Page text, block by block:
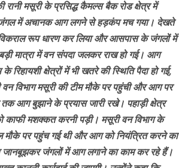
रानी मसूरी के प्रसिद्ध कैमल्स बैक रोड क्षेत्र में
जंगल में अचानक आग लगने से हड़कंप मच गया। देखते
रूप धारण कर लिया और आसपास के जंगलों में
मात्रा में वन संपदा जलकर राख हो गई। आग
क्षेत्रों में भी खतरे की स्थिति पैदा हो गई,
विभाग मसूरी की टीम मौके पर पहुंची और आग पर
तक आग बुझाने के प्रयास जारी रखे। पहाड़ी क्षेत्र
मशक्कत करनी पड़ी। मसूरी वन विभाग के
मौके पर पहुंच गई थी और आग को नियंत्रित करने का
जानबूझकर जंगलों में आग लगाने का काम कर रहे हैं।